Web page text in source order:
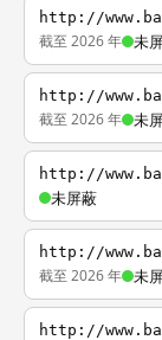
http://
截至 2026 年 未
http://
截至 2026 年 未
http://
未屏蔽
http://
截至 2026 年 未
http://